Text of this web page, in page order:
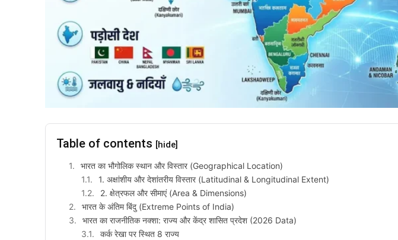
Table of contents [hide]
भारत का भौगोलिक स्थान और विस्तार (Geographical Location)
1. अक्षांशीय और देशांतरीय विस्तार (Latitudinal & Longitudinal Extent)
2. क्षेत्रफल और सीमाएं (Area & Dimensions)
भारत के अंतिम बिंदु (Extreme Points of India)
भारत का राजनीतिक नक्शा: राज्य और केंद्र शासित प्रदेश (2026 Data)
कर्क रेखा पर स्थित 8 राज्य